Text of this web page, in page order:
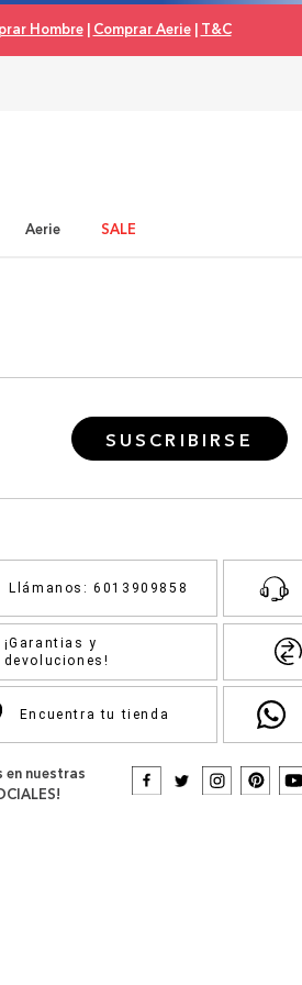
Hombre| Comprar Aerie| T&C
Aerie SALE
SUSCRIBIRSE
Llámanos: 6013909858
¡Garantias y
devoluciones!
Encuentra tu tienda
en nuestras